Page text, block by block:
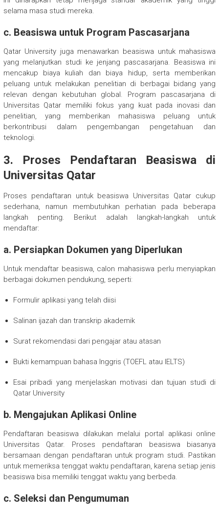
selama masa studi mereka.
c. Beasiswa untuk Program Pascasarjana
Qatar University juga menawarkan beasiswa untuk mahasiswa
yang melanjutkan studi ke jenjang pascasarjana. Beasiswa ini
mencakup biaya kuliah dan biaya hidup, serta memberikan
peluang untuk melakukan penelitian di berbagai bidang yang
relevan dengan kebutuhan global. Program pascasarjana di
Universitas Qatar memiliki fokus yang kuat pada inovasi dan
penelitian, yang memberikan mahasiswa peluang untuk
berkontribusi dalam pengembangan pengetahuan dan
teknologi.
3. Proses Pendaftaran Beasiswa di
Universitas Qatar
Proses pendaftaran untuk beasiswa Universitas Qatar cukup
sederhana, namun membutuhkan perhatian pada beberapa
langkah penting. Berikut adalah langkah-langkah untuk
mendaftar:
a. Persiapkan Dokumen yang Diperlukan
Untuk mendaftar beasiswa, calon mahasiswa perlu menyiapkan
berbagai dokumen pendukung, seperti:
Formulir aplikasi yang telah diisi
Salinan ijazah dan transkrip akademik
Surat rekomendasi dari pengajar atau atasan
Bukti kemampuan bahasa Inggris (TOEFL atau IELTS)
Esai pribadi yang menjelaskan motivasi dan tujuan studi di
Qatar University
b. Mengajukan Aplikasi Online
Pendaftaran beasiswa dilakukan melalui portal aplikasi online
Universitas Qatar. Proses pendaftaran beasiswa biasanya
bersamaan dengan pendaftaran untuk program studi. Pastikan
untuk memeriksa tenggat waktu pendaftaran, karena setiap jenis
beasiswa bisa memiliki tenggat waktu yang berbeda.
c. Seleksi dan Pengumuman